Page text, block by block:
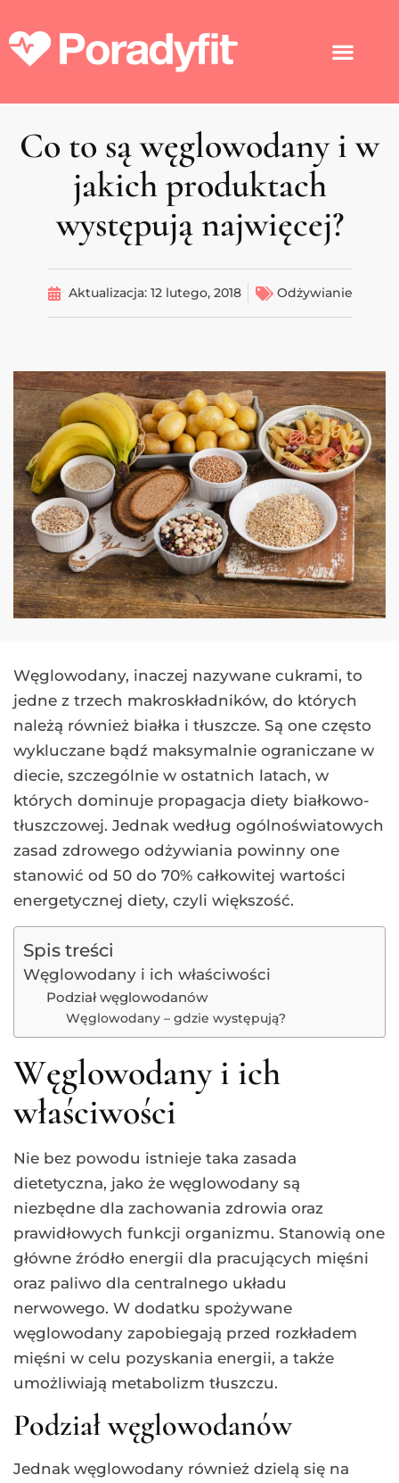
Co to są węglowodany i w
jakich produktach
występują najwięcej?
Aktualizacja: 12 lutego, 2018 Odżywianie
Węglowodany, inaczej nazywane cukrami, to
jedne z trzech makroskładników, do których
należą również białka i tłuszcze. Są one często
wykluczane bądź maksymalnie ograniczane w
diecie, szczególnie w ostatnich latach, w
których dominuje propagacja diety białkowo-
tłuszczowej. Jednak według ogólnoświatowych
zasad zdrowego odżywiania powinny one
stanowić od 50 do 70% całkowitej wartości
energetycznej diety, czyli większość.
Spis treści
Węglowodany i ich właściwości
Podział węglowodanów
Węglowodany – gdzie występują?
Węglowodany i ich
właściwości
Nie bez powodu istnieje taka zasada
dietetyczna, jako że węglowodany są
niezbędne dla zachowania zdrowia oraz
prawidłowych funkcji organizmu. Stanowią one
główne źródło energii dla pracujących mięśni
oraz paliwo dla centralnego układu
nerwowego. W dodatku spożywane
węglowodany zapobiegają przed rozkładem
mięśni w celu pozyskania energii, a także
umożliwiają metabolizm tłuszczu.
Podział węglowodanów
Jednak węglowodany również dzielą się na